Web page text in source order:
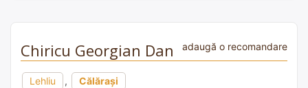
Chiricu Georgian Dan adaugă o recomandare
Lehliu , Călărași